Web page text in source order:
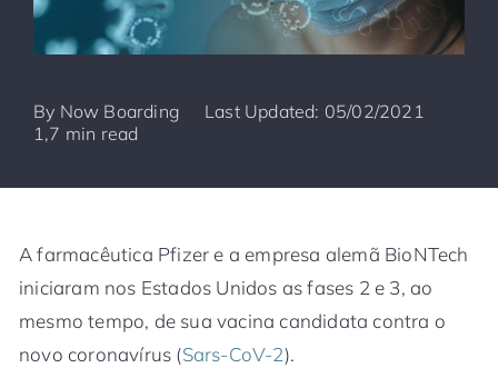
By Now Boarding
Last Updated: 05/02/2021
1,7 min read
A farmacêutica Pfizer e a empresa alemã BioNTech
iniciaram nos Estados Unidos as fases 2 e 3, ao
mesmo tempo, de sua vacina candidata contra o
novo coronavírus (Sars-CoV-2).